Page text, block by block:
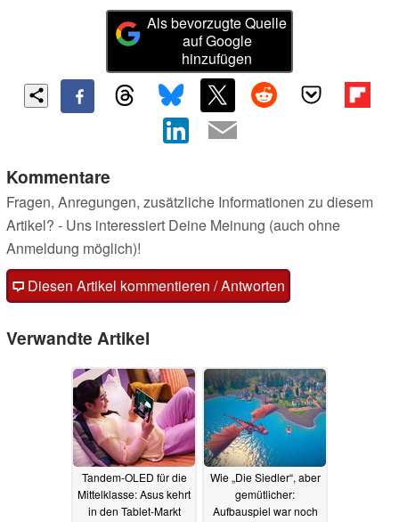
Als bevorzugte Quelle
auf Google
hinzufügen
Kommentare
Fragen, Anregungen, zusätzliche Informationen zu diesem
Artikel? - Uns interessiert Deine Meinung (auch ohne
Anmeldung möglich)!
Diesen Artikel kommentieren / Antworten
Verwandte Artikel
Tandem-OLED für die
Mittelklasse: Asus kehrt
in den Tablet-Markt
Wie „Die Siedler“, aber
gemütlicher:
Aufbauspiel war noch